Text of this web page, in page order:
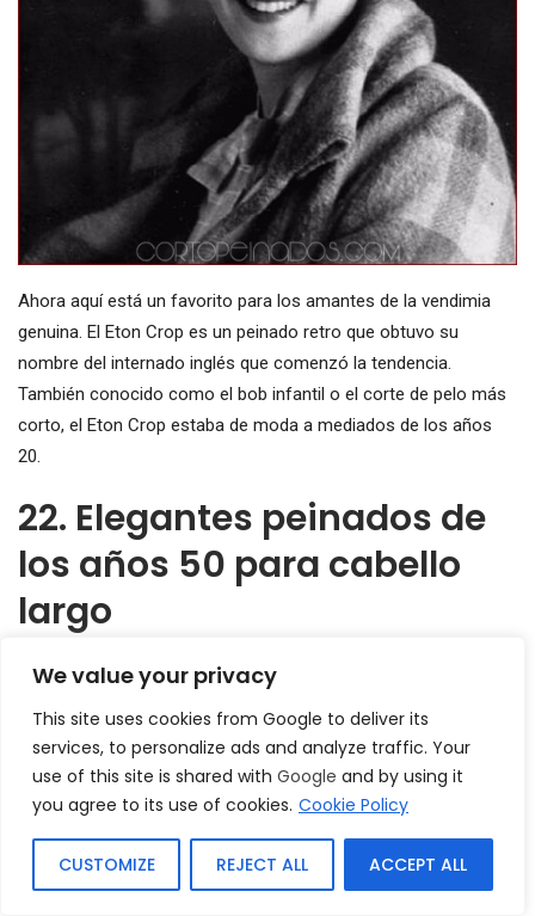
We value your privacy
This site uses cookies from Google to deliver its
services, to personalize ads and analyze traffic. Your
use of this site is shared with Google and by using it
you agree to its use of cookies. Cookie Policy
CUSTOMIZE REJECT ALL ACCEPT ALL
Ahora aquí está un favorito para los amantes de la vendimia
genuina. El Eton Crop es un peinado retro que obtuvo su
nombre del internado inglés que comenzó la tendencia.
También conocido como el bob infantil o el corte de pelo más
corto, el Eton Crop estaba de moda a mediados de los años
20.
22. Elegantes peinados de
los años 50 para cabello
largo